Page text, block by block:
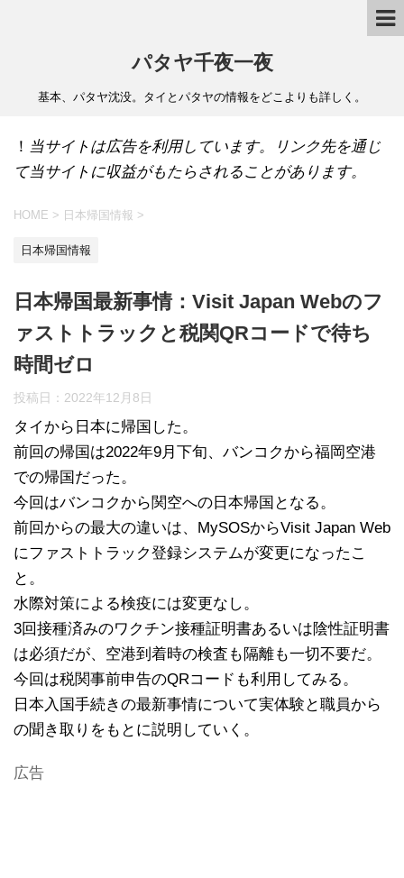
パタヤ千夜一夜
基本、パタヤ沈没。タイとパタヤの情報をどこよりも詳しく。
！ 当サイトは広告を利用しています。リンク先を通じ
て当サイトに収益がもたらされることがあります。
HOME > 日本帰国情報 >
日本帰国情報
日本帰国最新事情：Visit Japan Webのフ
ァストトラックと税関QRコードで待ち
時間ゼロ
投稿日： 2022年12月8日
タイから日本に帰国した。
前回の帰国は2022年9月下旬、バンコクから福岡空港
での帰国だった。
今回はバンコクから関空への日本帰国となる。
前回からの最大の違いは、MySOSからVisit Japan Web
にファストトラック登録システムが変更になったこ
と。
水際対策による検疫には変更なし。
3回接種済みのワクチン接種証明書あるいは陰性証明書
は必須だが、空港到着時の検査も隔離も一切不要だ。
今回は税関事前申告のQRコードも利用してみる。
日本入国手続きの最新事情について実体験と職員から
の聞き取りをもとに説明していく。
広告